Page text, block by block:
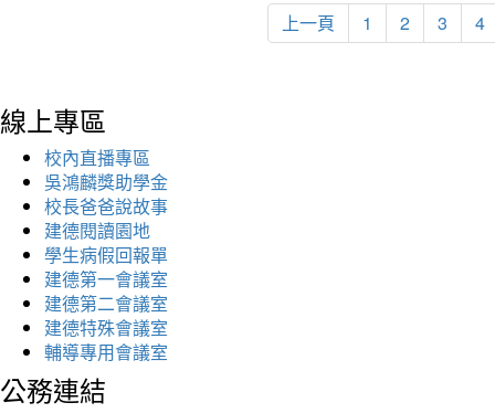
上一頁 1 2 3 4
線上專區
校內直播專區
吳鴻麟獎助學金
校長爸爸說故事
建德閱讀園地
學生病假回報單
建德第一會議室
建德第二會議室
建德特殊會議室
輔導專用會議室
公務連結